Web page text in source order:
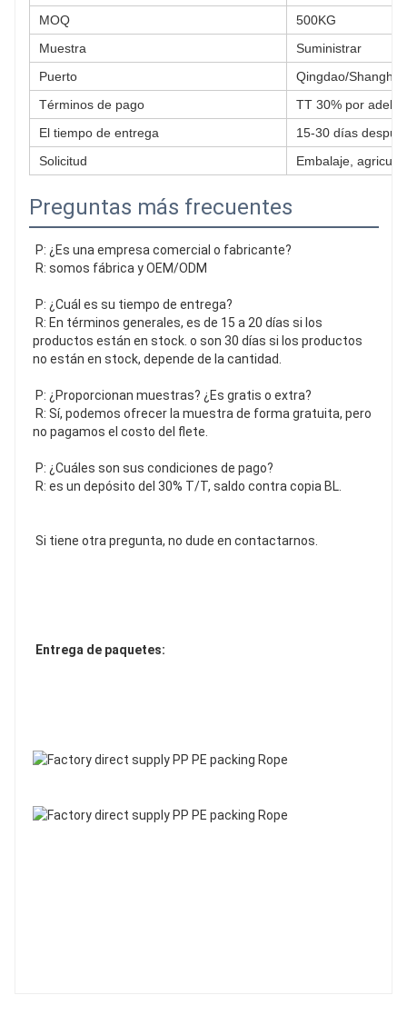
MOQ
500KG
Muestra
Suministrar
Puerto
Qingdao/
Términos de pago
TT 30% por
El tiempo de entrega
15-30 días
Solicitud
Embalaje,
Preguntas más frecuentes
P: ¿Es una empresa comercial o fabricante?
R: somos fábrica y OEM/ODM
P: ¿Cuál es su tiempo de entrega?
productos están en stock. o son 30 días si los productos
no están en stock, depende de la cantidad.
P: ¿Proporcionan muestras? ¿Es gratis o extra?
no pagamos el costo del flete.
P: ¿Cuáles son sus condiciones de pago?
R: es un depósito del 30% T/T, saldo contra copia BL.
Si tiene otra pregunta, no dude en contactarnos.
Entrega de paquetes: